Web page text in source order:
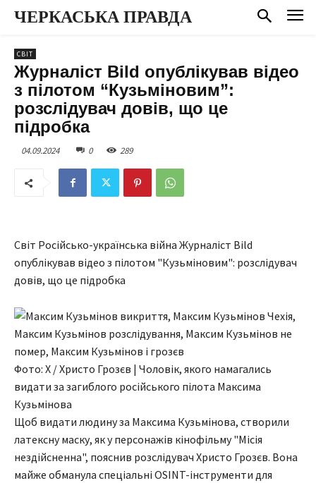
ЧЕРКАСЬКА ПРАВДА
СВІТ
Журналіст Bild опублікував відео
з пілотом “Кузьміновим”:
розслідувач довів, що це
підробка
04.09.2024 0 289
Світ Російсько-українська війна Журналіст Bild
опублікував відео з пілотом "Кузьміновим": розслідувач
довів, що це підробка
Фото: X / Христо Грозєв | Чоловік, якого намагались
видати за загиблого російського пілота Максима
Кузьмінова
Щоб видати людину за Максима Кузьмінова, створили
латексну маску, як у персонажів кінофільму "Місія
нездійсненна", пояснив розслідувач Христо Грозєв. Вона
майже обманула спеціальні OSINT-інструменти для